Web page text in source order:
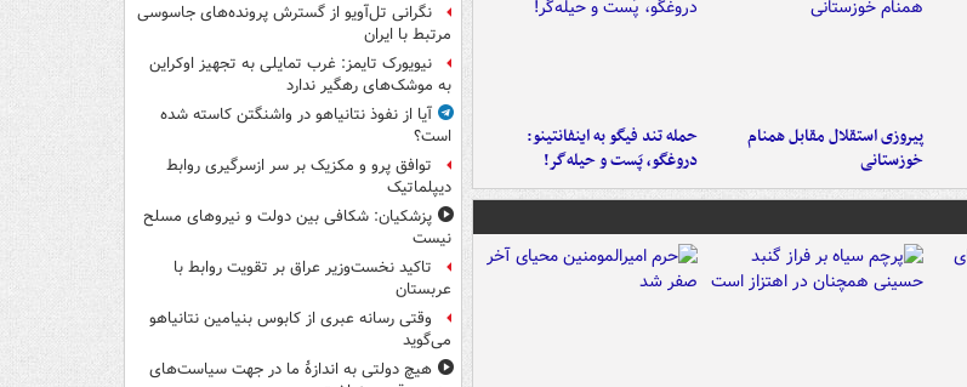
پیروزی استقلال مقابل همنام
خوزستانی
حمله تند فیگو به اینفانتینو:
دروغگو، پَست‌ و حیله‌گر!
نگرانی تل‌آویو از گسترش پرونده‌های جاسوسی
مرتبط با ایران
نیویورک تایمز: غرب تمایلی به تجهیز اوکراین
به موشک‌های رهگیر ندارد
آیا از نفوذ نتانیاهو در واشنگتن کاسته شده
است؟
توافق پرو و مکزیک بر سر ازسرگیری روابط
دیپلماتیک
پزشکیان: شکافی بین دولت و نیروهای مسلح
نیست
تاکید نخست‌وزیر عراق بر تقویت روابط با
عربستان
وقتی رسانه عبری از کابوس بنیامین نتانیاهو
می‌گوید
هیچ دولتی به اندازۀ ما در جهت سیاست‌های